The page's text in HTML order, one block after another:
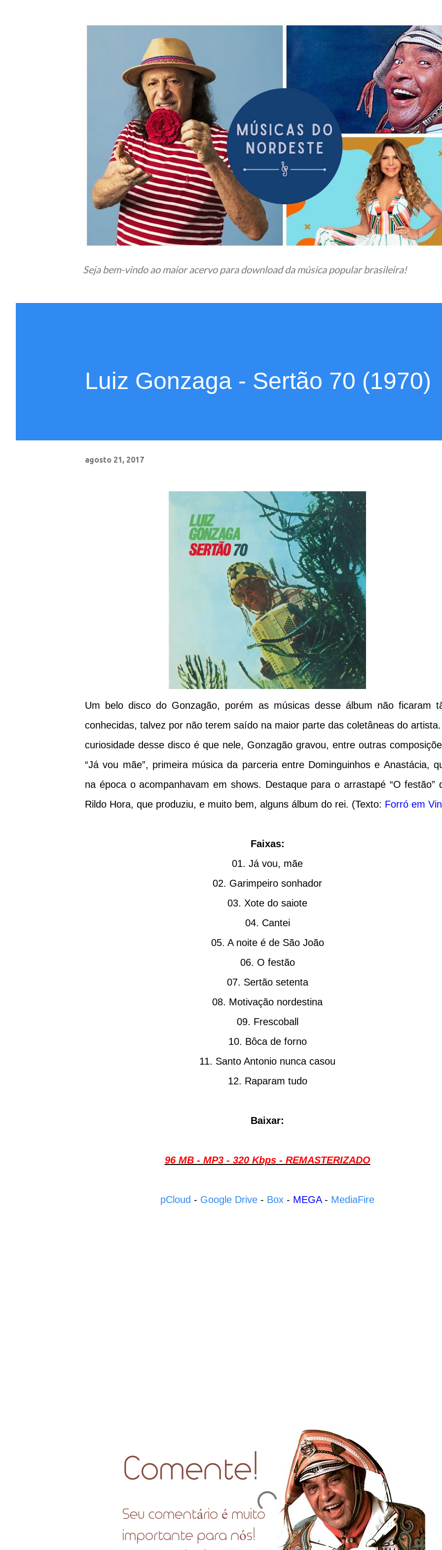
Seja bem-vindo ao maior acervo para download da música popular brasileira!
Luiz Gonzaga - Sertão 70 (1970)
agosto 21, 2017
Um belo disco do Gonzagão, porém as músicas desse álbum não ficaram
conhecidas, talvez por não terem saído na maior parte das coletâneas do
curiosidade desse disco é que nele, Gonzagão gravou, entre outras
“Já vou mãe”, primeira música da parceria entre Dominguinhos e Anastácia,
na época o acompanhavam em shows. Destaque para o arrastapé “O festão”
Rildo Hora, que produziu, e muito bem, alguns álbum do rei. (Texto: Forró em
Faixas:
01. Já vou, mãe
02. Garimpeiro sonhador
03. Xote do saiote
04. Cantei
05. A noite é de São João
06. O festão
07. Sertão setenta
08. Motivação nordestina
09. Frescoball
10. Bôca de forno
11. Santo Antonio nunca casou
12. Raparam tudo
Baixar:
96 MB - MP3 - 320 Kbps - REMASTERIZADO
pCloud - Google Drive - Box - MEGA- MediaFire